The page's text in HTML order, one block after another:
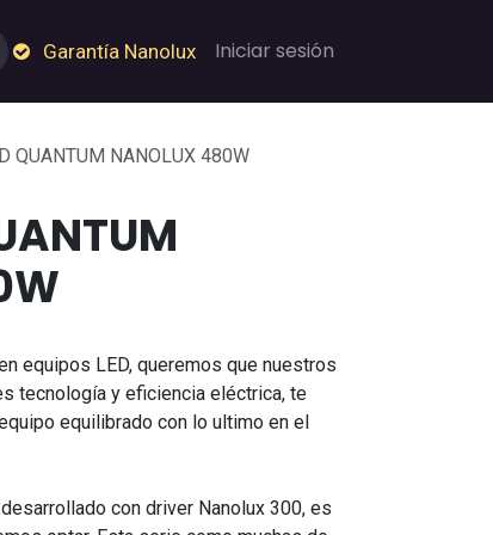
Empleos Garantía de Nanolux
Garantía Nanolux Iniciar sesión
QUANTUM NANOLUX 480W
equipos LED, queremos que nuestros
tecnología y eficiencia eléctrica, te
equilibrado con lo ultimo en el
con driver Nanolux 300, es